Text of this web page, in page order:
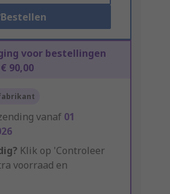
Bestellen
voor bestellingen
90,00
vanaf 01
Klik op 'Controleer
voorraad en